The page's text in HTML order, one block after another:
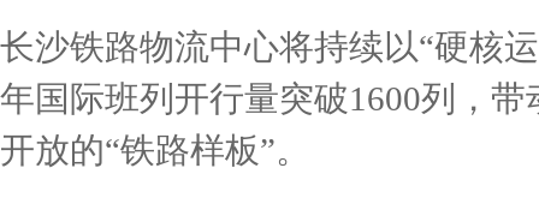
长沙铁路物流中心将持续以“硬核
年国际班列开行量突破1600列，
开放的“铁路样板”。